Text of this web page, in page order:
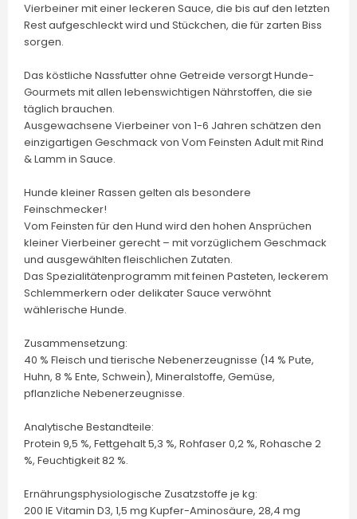
Vierbeiner mit einer leckeren Sauce, die bis auf den letzten
Rest aufgeschleckt wird und Stückchen, die für zarten Biss
sorgen.
Das köstliche Nassfutter ohne Getreide versorgt Hunde-
Gourmets mit allen lebenswichtigen Nährstoffen, die sie
täglich brauchen.
Ausgewachsene Vierbeiner von 1-6 Jahren schätzen den
einzigartigen Geschmack von Vom Feinsten Adult mit Rind
& Lamm in Sauce.
Hunde kleiner Rassen gelten als besondere
Feinschmecker!
Vom Feinsten für den Hund wird den hohen Ansprüchen
kleiner Vierbeiner gerecht – mit vorzüglichem Geschmack
und ausgewählten fleischlichen Zutaten.
Das Spezialitätenprogramm mit feinen Pasteten, leckerem
Schlemmerkern oder delikater Sauce verwöhnt
wählerische Hunde.
Zusammensetzung:
40 % Fleisch und tierische Nebenerzeugnisse (14 % Pute,
Huhn, 8 % Ente, Schwein), Mineralstoffe, Gemüse,
pflanzliche Nebenerzeugnisse.
Analytische Bestandteile:
Protein 9,5 %, Fettgehalt 5,3 %, Rohfaser 0,2 %, Rohasche 2
%, Feuchtigkeit 82 %.
Ernährungsphysiologische Zusatzstoffe je kg:
200 IE Vitamin D3, 1,5 mg Kupfer-Aminosäure, 28,4 mg